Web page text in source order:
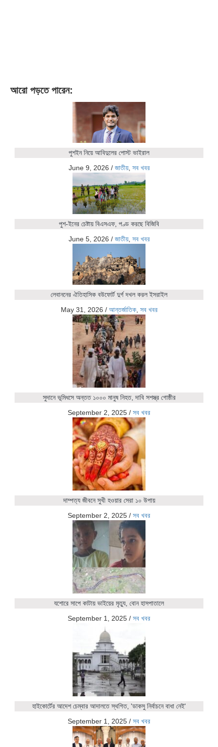
আরো পড়তে পারেন:
পুশইন নিয়ে আবিদুলের পোস্ট ভাইরাল
June 9, 2026 / জাতীয়, সব খবর
পুশ-ইনের চেষ্টায় বিএসএফ, পণ্ড করছে বিজিবি
June 5, 2026 / জাতীয়, সব খবর
লেবাননের ঐতিহাসিক বউফোর্ট দুর্গ দখল করল ইসরাইল
May 31, 2026 / আন্তর্জাতিক, সব খবর
সুদানে ভূমিধসে অন্তত ১০০০ মানুষ নিহত, দাবি সশস্ত্র গোষ্ঠীর
September 2, 2025 / সব খবর
দাম্পত্য জীবনে সুখী হওয়ার সেরা ১০ উপায়
September 2, 2025 / সব খবর
যশোরে সাপে কাটায় ভাইয়ের মৃত্যু, বোন হাসপাতালে
September 1, 2025 / সব খবর
হাইকোর্টের আদেশ চেম্বার আদালতে স্থগিত, 'ডাকসু নির্বাচনে বাধা নেই'
September 1, 2025 / সব খবর